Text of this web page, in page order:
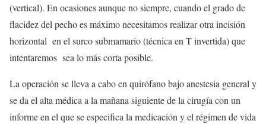
(vertical). En ocasiones aunque no siempre, cuando el grado de
flacidez del pecho es máximo necesitamos realizar otra incisión
horizontal en el surco submamario (técnica en T invertida) que
intentaremos sea lo más corta posible.
La operación se lleva a cabo en quirófano bajo anestesia general y
se da el alta médica a la mañana siguiente de la cirugía con un
informe en el que se especifica la medicación y el régimen de vida